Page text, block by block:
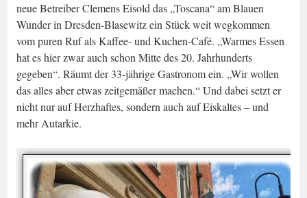
neue Betreiber Clemens Eisold das „Toscana“ am Blauen
Wunder in Dresden-Blasewitz ein Stück weit wegkommen
vom puren Ruf als Kaffee- und Kuchen-Café. „Warmes Essen
hat es hier zwar auch schon Mitte des 20. Jahrhunderts
gegeben“. Räumt der 33-jährige Gastronom ein. „Wir wollen
das alles aber etwas zeitgemäßer machen.“ Und dabei setzt er
nicht nur auf Herzhaftes, sondern auch auf Eiskaltes – und
mehr Autarkie.